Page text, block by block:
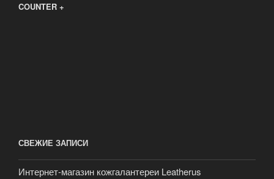
COUNTER +
СВЕЖИЕ ЗАПИСИ
Интернет-магазин кожгалантереи Leatherus